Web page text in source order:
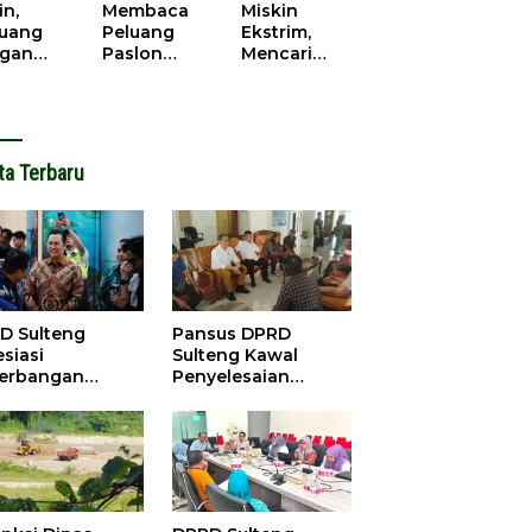
Parigi
Moutong.
Motor
Membaca
Peluang
Paslon
Miskin
Ekstrim,
Mencari
Terbaru
Sulteng
Dorong
Pansus DPRD
Sulteng Kawal
Penyelesaian
Sawit di Tolitoli